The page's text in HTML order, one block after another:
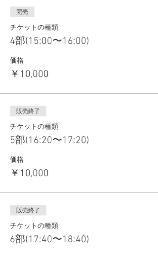
完売
チケットの種類
4部(15:00〜16:00)
価格
￥10,000
販売終了
チケットの種類
5部(16:20〜17:20)
価格
￥10,000
販売終了
チケットの種類
6部(17:40〜18:40)